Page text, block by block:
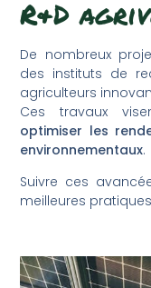
R&D
De nombreux
des instituts de
agriculteurs
Ces travaux
optimiser les
environnementaux.
Suivre ces
meilleures